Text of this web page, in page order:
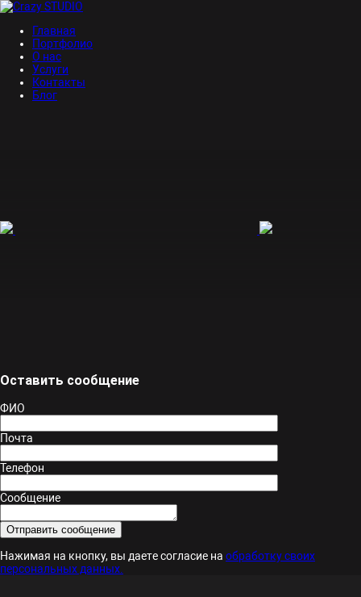
Главная
Портфолио
О нас
Услуги
Контакты
Блог
Оставить сообщение
ФИО
Почта
Телефон
Сообщение
Нажимая на кнопку, вы даете согласие на обработку своих
персональных данных.